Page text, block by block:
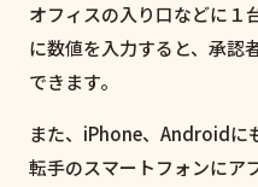
オフィスの入り口などに１
に数値を入力すると、承認
できます。
また、iPhone、Androidに
転手のスマートフォンにア